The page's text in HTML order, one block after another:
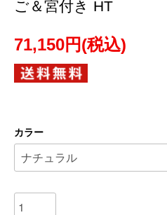
ご＆宮付き HT
71,150円(税込)
カラー